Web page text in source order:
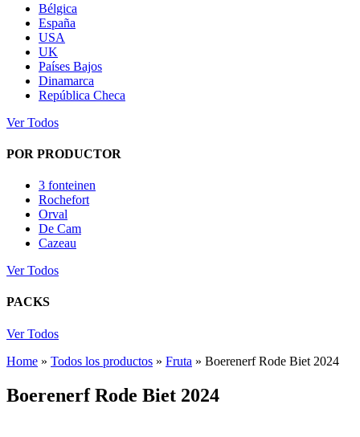
Bélgica
España
USA
UK
Países Bajos
Dinamarca
República Checa
Ver Todos
POR PRODUCTOR
3 fonteinen
Rochefort
Orval
De Cam
Cazeau
Ver Todos
PACKS
Ver Todos
Home » Todos los productos » Fruta » Boerenerf Rode Biet 2024
Boerenerf Rode Biet 2024